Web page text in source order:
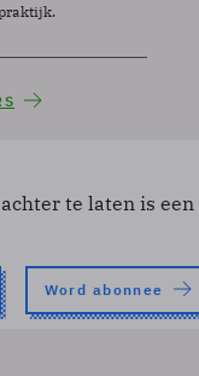
te laten is
Word abonnee